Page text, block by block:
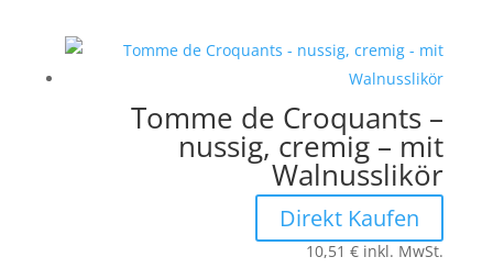
Tomme de Croquants –
nussig, cremig – mit
Walnusslikör
Direkt Kaufen
10,51€ inkl. MwSt.